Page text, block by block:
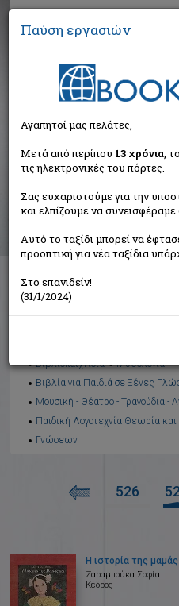
Αναζήτηση
Βιβλία στην
Παιδικά - Εφηβικά
Διαθέσιμες υποκατηγορίες
Βιβλιοπαιχνίδια
Μυθολογία
Βιβλία για Παιδιά σε Ξένες
Μουσική - Θέατρο - Τραγούδια -
Παιδική Λογοτεχνία Θεωρία και
Γνώσεων
526
Η ιστορία της
Ζαραμπούκα Σοφία
Κέδρος
Παύση εργασιών
Αγαπητοί μας πελάτες,
Μετά από περίπου 13 χρόνια,
τις ηλεκτρονικές του πόρτες.
Σας ευχαριστούμε για την
και ελπίζουμε να
Αυτό το ταξίδι μπορεί να
προοπτική για νέα ταξίδια
Στο επανιδείν!
(31/1/2024)